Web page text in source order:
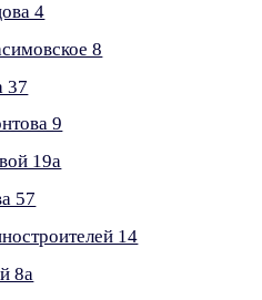
4
8
37
9
19а
57
14
8а